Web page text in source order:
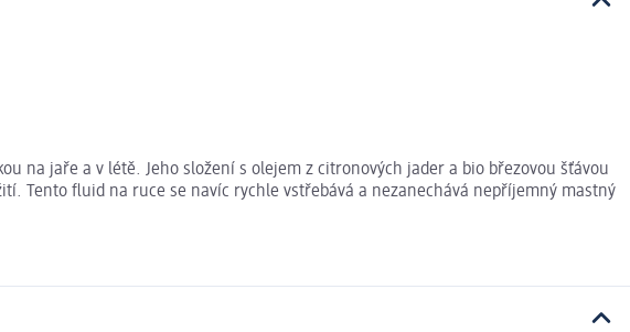
na jaře a v létě. Jeho složení s olejem z citronových jader a bio březovou šťávou
Tento fluid na ruce se navíc rychle vstřebává a nezanechává nepříjemný mastný